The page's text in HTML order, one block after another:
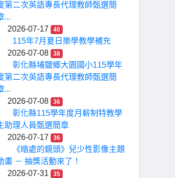
第二次英語專長代理教師甄選簡
...
2026-07-17
40
115年7月夏日樂學教學補充
2026-07-08
38
彰化縣埔鹽鄉大園國小115學年
第二次英語專長代理教師甄選簡
...
2026-07-08
36
彰化縣115學年度月薪制特教學
助理人員甄選簡章
2026-07-17
36
《暗處的鏡頭》兒少性影像主題
畫 － 抽獎活動來了！
2026-07-31
35